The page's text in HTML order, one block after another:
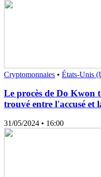
Cryptomonnaies • États-Unis
Le procès de Do Kwon
trouvé entre l'accusé et
31/05/2024 • 16:00